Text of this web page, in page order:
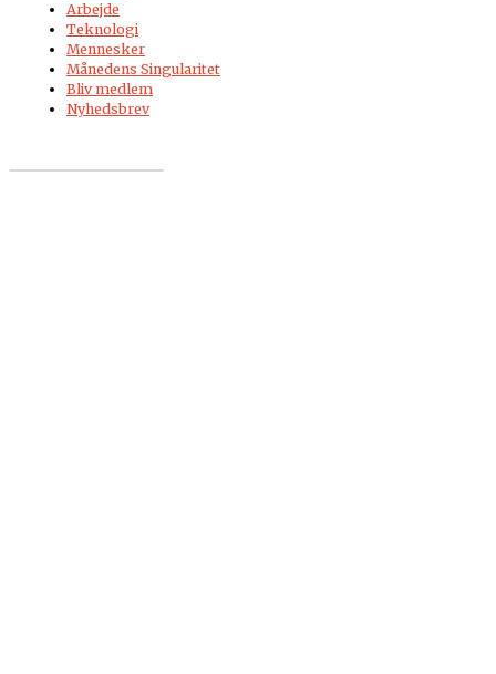
Arbejde
Teknologi
Mennesker
Månedens Singularitet
Bliv medlem
Nyhedsbrev